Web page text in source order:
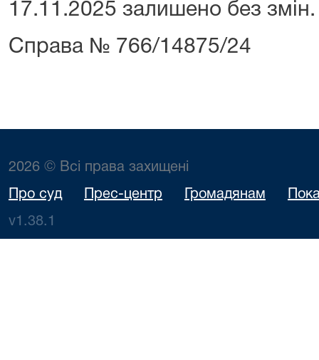
17.11.2025 залишено без змін.
Справа № 766/14875/24
2026 © Всі права захищені
Про суд Прес-центр Громадянам
v1.38.1